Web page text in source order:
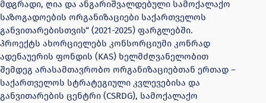
მდგრადი, ღია და ანგარიშვალდებული სამოქალაქო
საზოგადოების ორგანიზაციები საქართველოს
განვითარებისთვის“ (2021-2025) ფარგლებში.
პროექტს ახორციელებს კონსორციუმი კონრად
ადენაუერის ფონდის (KAS) ხელმძღვანელობით
შემდეგ არასამთავრობო ორგანიზაციებთან ერთად –
საქართველოს სტრატეგიული კვლევებისა და
განვითარების ცენტრი (CSRDG), სამოქალაქო